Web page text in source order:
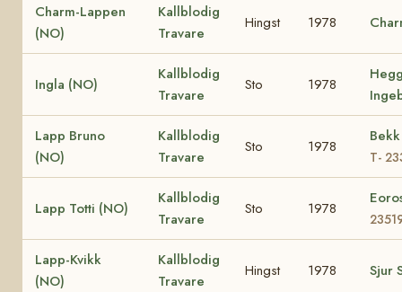
Charm-Lappen
(NO)
Kallblodig
Travare
Hingst 1978
Ingla (NO)
Kallblodig
Travare
Sto 1978
Lapp Bruno
(NO)
Kallblodig
Travare
Sto 1978
T-
Lapp Totti (NO)
Kallblodig
Travare
Sto 1978
Lapp-Kvikk
(NO)
Kallblodig
Travare
Hingst 1978 Sjur